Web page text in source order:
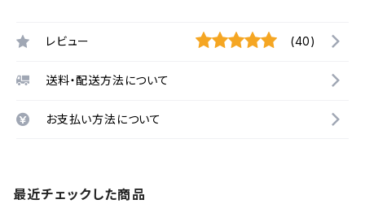
レビュー (40)
送料・配送方法について
お支払い方法について
最近チェックした商品